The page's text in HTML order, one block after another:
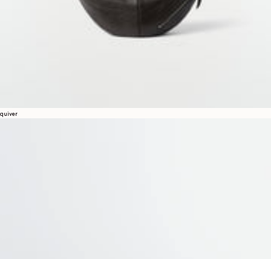
quiver